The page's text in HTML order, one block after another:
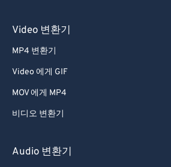
Video 변환기
MP4 변환기
Video 에게 GIF
MOV 에게 MP4
비디오 변환기
Audio 변환기